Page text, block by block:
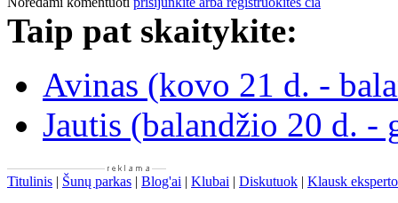
Taip pat skaitykite:
Avinas (kovo 21 d. -
Jautis (balandžio 20 d. -
Titulinis | Šunų parkas | Blog'ai | Klubai | Diskutuok | Klausk eksperto